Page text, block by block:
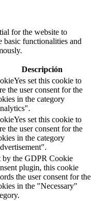
for the website to
basic functionalities and
Descripción
set this cookie to
the user consent for the
in the category
set this cookie to
the user consent for the
in the category
by the GDPR Cookie
plugin, this cookie
the user consent for the
in the "Necessary"